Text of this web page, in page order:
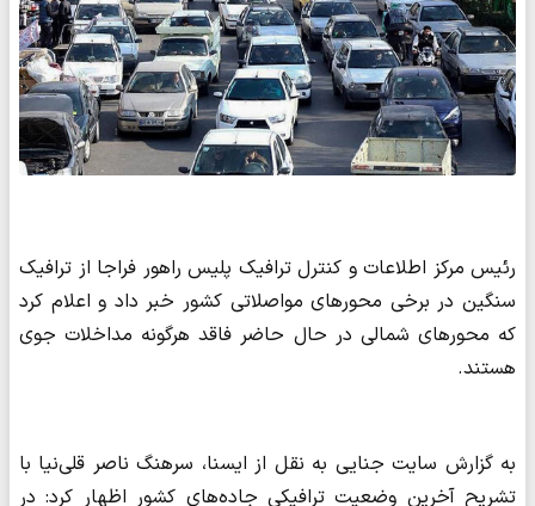
رئیس مرکز اطلاعات و کنترل ترافیک پلیس راهور فراجا از ترافیک
سنگین در برخی محورهای مواصلاتی کشور خبر داد و اعلام کرد
که محورهای شمالی در حال حاضر فاقد هرگونه مداخلات جوی
هستند.
به گزارش سایت جنایی به نقل از ایسنا، سرهنگ ناصر قلی‌نیا با
تشریح آخرین وضعیت ترافیکی جاده‌های کشور اظهار کرد: در